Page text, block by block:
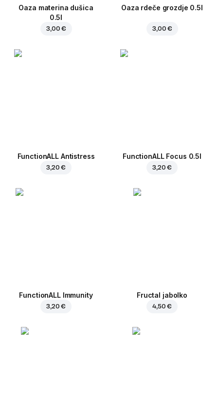
Oaza materina dušica
0.5l
3,00 €
Oaza rdeče grozdje 0.5l
3,00 €
FunctionALL Antistress
3,20 €
FunctionALL Focus 0.5l
3,20 €
FunctionALL Immunity
3,20 €
Fructal jabolko
4,50 €